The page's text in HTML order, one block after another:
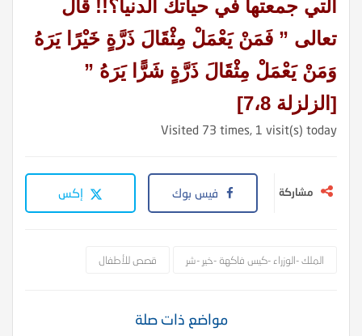
التي جمعتها في حياتك الدنيا؟!! قال
تعالى ” فَمَنْ يَعْمَلْ مِثْقَالَ ذَرَّةٍ خَيْرًا يَرَهُ
وَمَنْ يَعْمَلْ مِثْقَالَ ذَرَّةٍ شَرًّا يَرَهُ ”
[الزلزلة 7،8]
Visited 73 times, 1 visit(s) today
مشاركة فيس بوك إكس
الملك -الوزراء -كيس فاكهة -خير -شر قصص للأطفال
مواضع ذات صلة